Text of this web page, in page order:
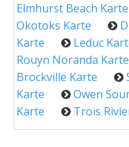
Elmhurst Beach Karte
Okotoks Karte
Karte
Leduc
Rouyn Noranda Karte
Brockville Karte
Karte
Owen
Karte
Trois